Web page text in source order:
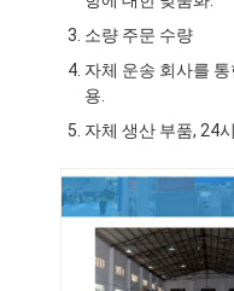
제품
우리 에 관한 것
품질 관리
저희와 연락
소량 주문 수량
자체 운송 회사를
용.
자체 생산 부품, 24